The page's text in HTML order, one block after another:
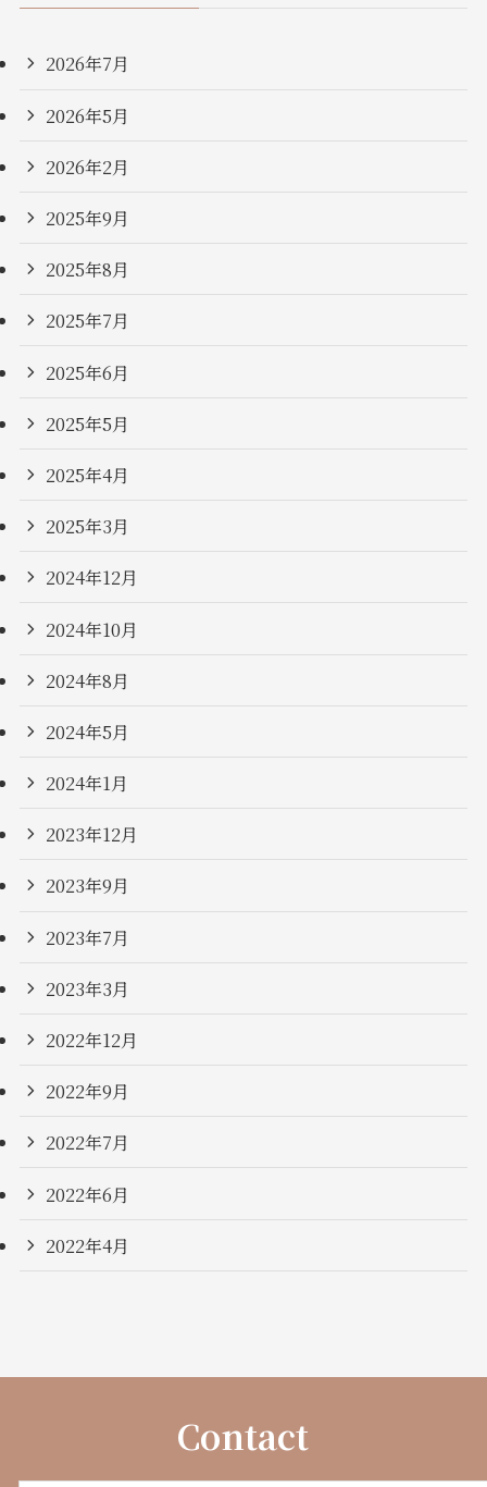
2026年7月
2026年5月
2026年2月
2025年9月
2025年8月
2025年7月
2025年6月
2025年5月
2025年4月
2025年3月
2024年12月
2024年10月
2024年8月
2024年5月
2024年1月
2023年12月
2023年9月
2023年7月
2023年3月
2022年12月
2022年9月
2022年7月
2022年6月
2022年4月
Contact